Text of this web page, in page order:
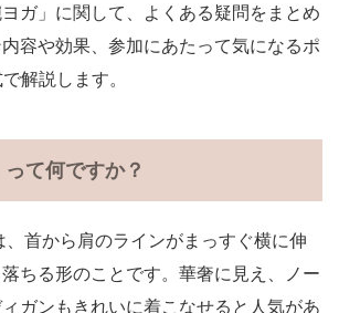
ヨガ」に関して、よくある疑問をまとめ
容や効果、参加にあたって気になるポ
解説します。
て何ですか？
首から肩のラインがまっすぐ横に伸
ちる形のことです。華奢に見え、ノー
ガンもきれいに着こなせると人気があ